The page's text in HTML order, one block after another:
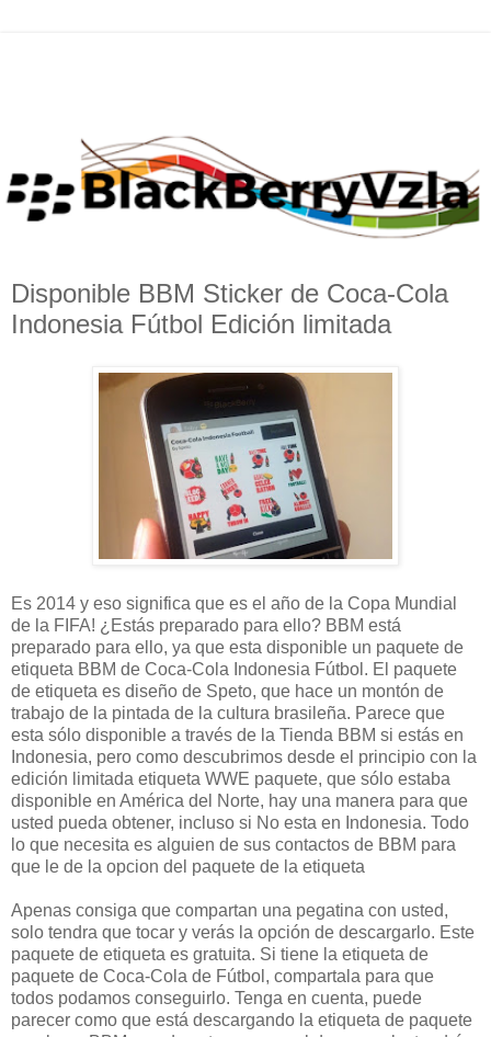
Disponible BBM Sticker de Coca-Cola
Indonesia Fútbol Edición limitada
Es 2014 y eso significa que es el año de la Copa Mundial
de la FIFA! ¿Estás preparado para ello? BBM está
preparado para ello, ya que esta disponible un paquete de
etiqueta BBM de Coca-Cola Indonesia Fútbol. El paquete
de etiqueta es diseño de Speto, que hace un montón de
trabajo de la pintada de la cultura brasileña. Parece que
esta sólo disponible a través de la Tienda BBM si estás en
Indonesia, pero como descubrimos desde el principio con la
edición limitada etiqueta WWE paquete, que sólo estaba
disponible en América del Norte, hay una manera para que
usted pueda obtener, incluso si No esta en Indonesia. Todo
lo que necesita es alguien de sus contactos de BBM para
que le de la opcion del paquete de la etiqueta
Apenas consiga que compartan una pegatina con usted,
solo tendra que tocar y verás la opción de descargarlo. Este
paquete de etiqueta es gratuita. Si tiene la etiqueta de
paquete de Coca-Cola de Fútbol, ​​compartala para que
todos podamos conseguirlo. Tenga en cuenta, puede
parecer como que está descargando la etiqueta de paquete